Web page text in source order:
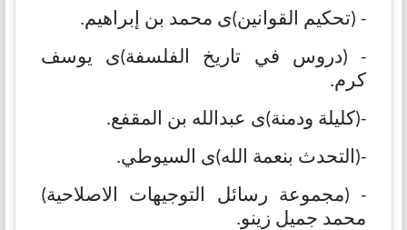
- (تحكیم القوانین)ی محمد بن إبراهیم.
- (دروس في تاریخ الفلسفة)ی یوسف
كرم.
-(كلیلة ودمنة)ی عبدالله بن المقفع.
-(التحدث بنعمة الله)ی السیوطي.
- (مجموعة رسائل التوجیهات الاصلاحیة)
محمد جمیل زینو.